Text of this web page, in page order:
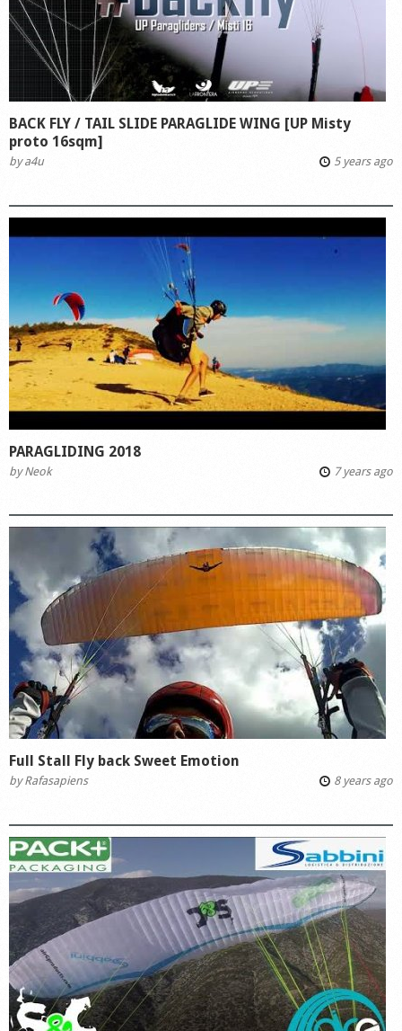
BACK FLY / TAIL SLIDE PARAGLIDE WING [UP Misty
proto 16sqm]
bya4u 5 years ago
PARAGLIDING 2018
byNeok 7 years ago
Full Stall Fly back Sweet Emotion
byRafasapiens 8 years ago